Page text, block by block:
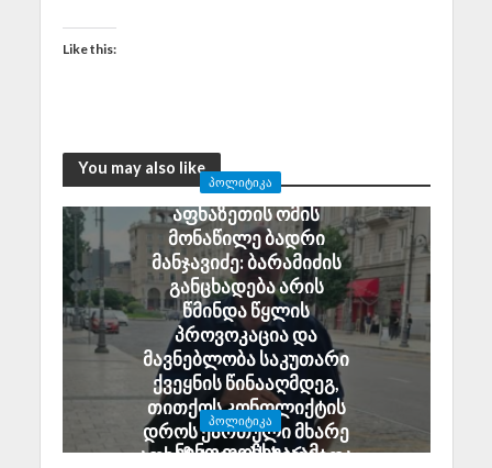
Like this:
You may also like
ᲞᲝᲚᲘᲢᲘᲙᲐ
აფხაზეთის ომის
მონაწილე ბადრი
მანჯავიძე: ბარამიძის
განცხადება არის
წმინდა წყლის
პროვოკაცია და
მავნებლობა საკუთარი
ქვეყნის წინააღმდეგ,
თითქოს კონფლიქტის
დროს ქართული მხარე
აფხაზ ტყვეებს ხვრეტდა
ᲞᲝᲚᲘᲢᲘᲙᲐ
ნინო ფოჩხუა: ამ